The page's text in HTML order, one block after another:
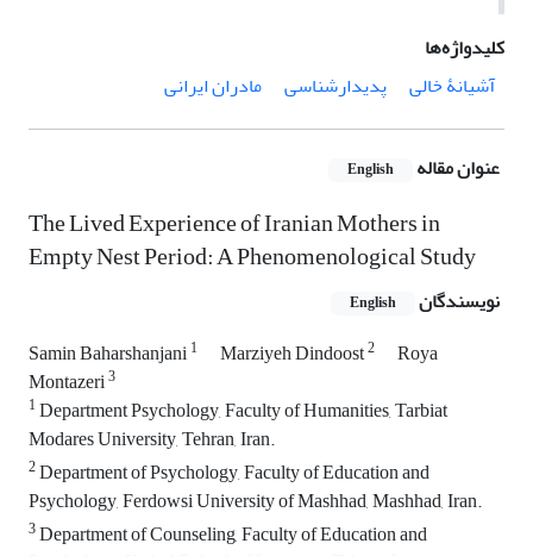
کلیدواژه‌ها
آشیانۀ خالی
پدیدارشناسی مادران ایرانی
عنوان مقاله English
The Lived Experience of Iranian Mothers in
Empty Nest Period: A Phenomenological Study
نویسندگان English
Samin Baharshanjani1 Marziyeh Dindoost2
Roya
Montazeri3
1Department Psychology, Faculty of Humanities, Tarbiat
Modares University, Tehran, Iran.
2Department of Psychology, Faculty of Education and
Psychology, Ferdowsi University of Mashhad, Mashhad, Iran.
3Department of Counseling, Faculty of Education and